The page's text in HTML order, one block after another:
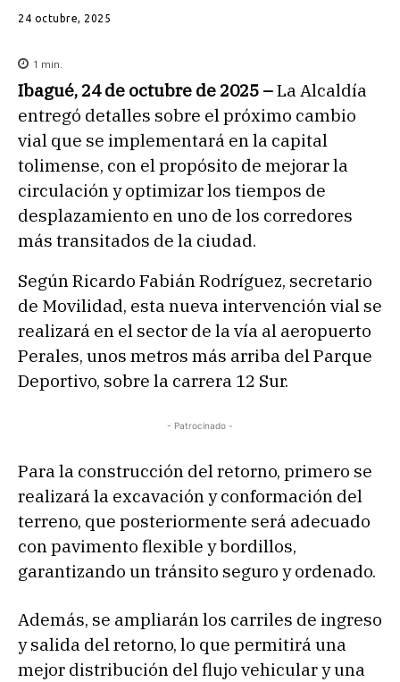
24 octubre, 2025
1 min.
Ibagué, 24 de octubre de 2025 –La Alcaldía
entregó detalles sobre el próximo cambio
vial que se implementará en la capital
tolimense, con el propósito de mejorar la
circulación y optimizar los tiempos de
desplazamiento en uno de los corredores
más transitados de la ciudad.
Según Ricardo Fabián Rodríguez, secretario
de Movilidad, esta nueva intervención vial se
realizará en el sector de la vía al aeropuerto
Perales, unos metros más arriba del Parque
Deportivo, sobre la carrera 12 Sur.
- Patrocinado -
Para la construcción del retorno, primero se
realizará la excavación y conformación del
terreno, que posteriormente será adecuado
con pavimento flexible y bordillos,
garantizando un tránsito seguro y ordenado.
Además, se ampliarán los carriles de ingreso
y salida del retorno, lo que permitirá una
mejor distribución del flujo vehicular y una